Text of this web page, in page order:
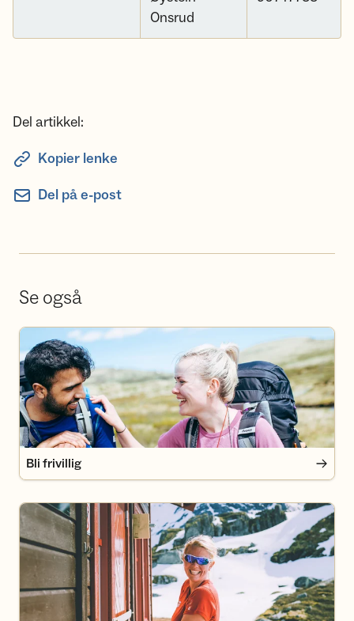
Onsrud
Del artikkel:
Kopier lenke
Del på e-post
Se også
Bli frivillig
Bli frivillig
Bli medlem